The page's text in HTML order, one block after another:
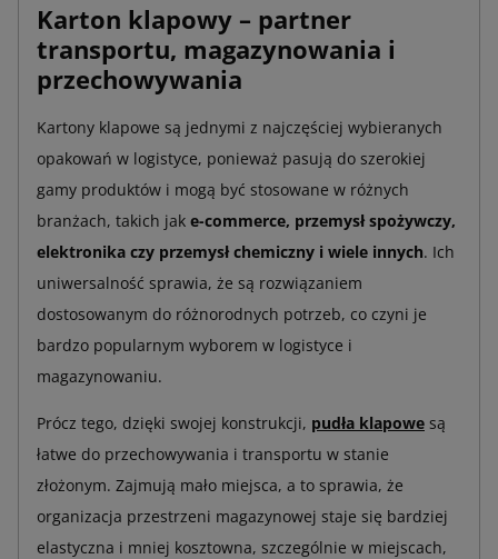
Karton klapowy – partner
transportu, magazynowania i
przechowywania
Kartony klapowe są jednymi z najczęściej wybieranych
opakowań w logistyce, ponieważ pasują do szerokiej
gamy produktów i mogą być stosowane w różnych
branżach, takich jak e-commerce, przemysł spożywczy,
elektronika czy przemysł chemiczny i wiele innych. Ich
uniwersalność sprawia, że są rozwiązaniem
dostosowanym do różnorodnych potrzeb, co czyni je
bardzo popularnym wyborem w logistyce i
magazynowaniu.
Prócz tego, dzięki swojej konstrukcji, pudła klapowe są
łatwe do przechowywania i transportu w stanie
złożonym. Zajmują mało miejsca, a to sprawia, że
organizacja przestrzeni magazynowej staje się bardziej
elastyczna i mniej kosztowna, szczególnie w miejscach,